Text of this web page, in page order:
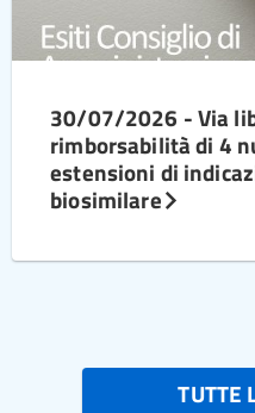
30/07/2026 - Via
rimborsabilità di 4
estensioni di
biosimilare
TUTTE